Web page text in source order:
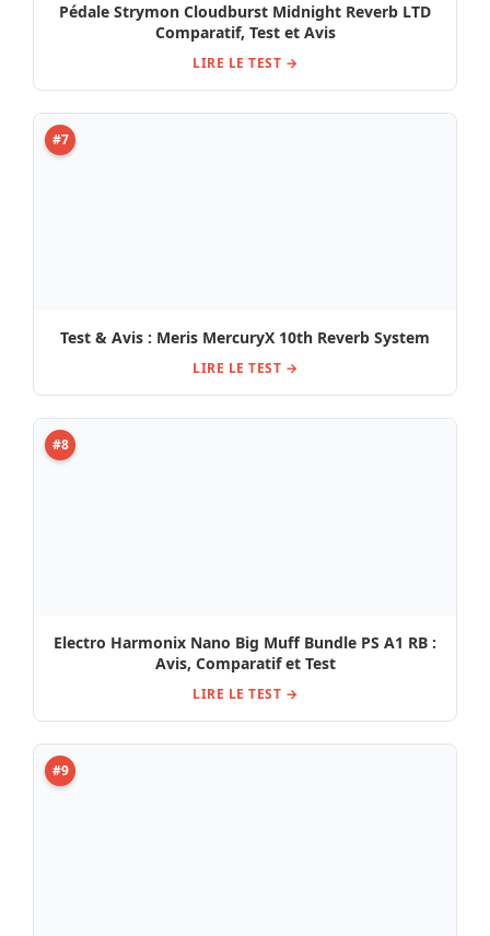
Pédale Strymon Cloudburst Midnight Reverb LTD
Comparatif, Test et Avis
LIRE LE TEST →
#7
Test & Avis : Meris MercuryX 10th Reverb System
LIRE LE TEST →
#8
Electro Harmonix Nano Big Muff Bundle PS A1 RB :
Avis, Comparatif et Test
LIRE LE TEST →
#9